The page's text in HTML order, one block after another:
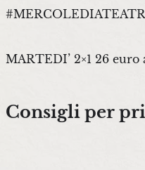
MARTEDI’ 2×1 26
Consigli per